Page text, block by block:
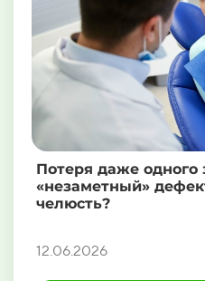
Потеря даже одного
«незаметный»
челюсть?
12.06.2026